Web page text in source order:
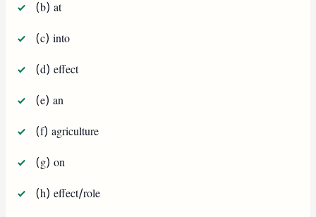
(b) at
(c) into
(d) effect
(e) an
(f) agriculture
(g) on
(h) effect/role